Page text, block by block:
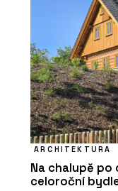
ARCHITEKTURA
Na chalupě
celoroční